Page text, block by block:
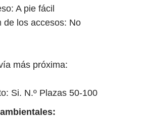
A pie fácil
de los accesos: No
más próxima:
Si. N.º Plazas 50-100